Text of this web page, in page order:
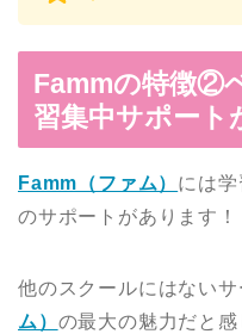
Fammの特徴②
習集中サポート
Famm（ファム） には
のサポートがあります！
他のスクールにはないサ
ム） の最大の魅力だと感